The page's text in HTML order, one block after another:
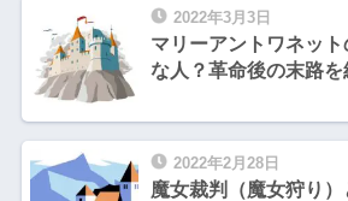
2022年3月3日
マリーアントワネッ
な人？革命後の末路を
2022年2月28日
魔女裁判（魔女狩り